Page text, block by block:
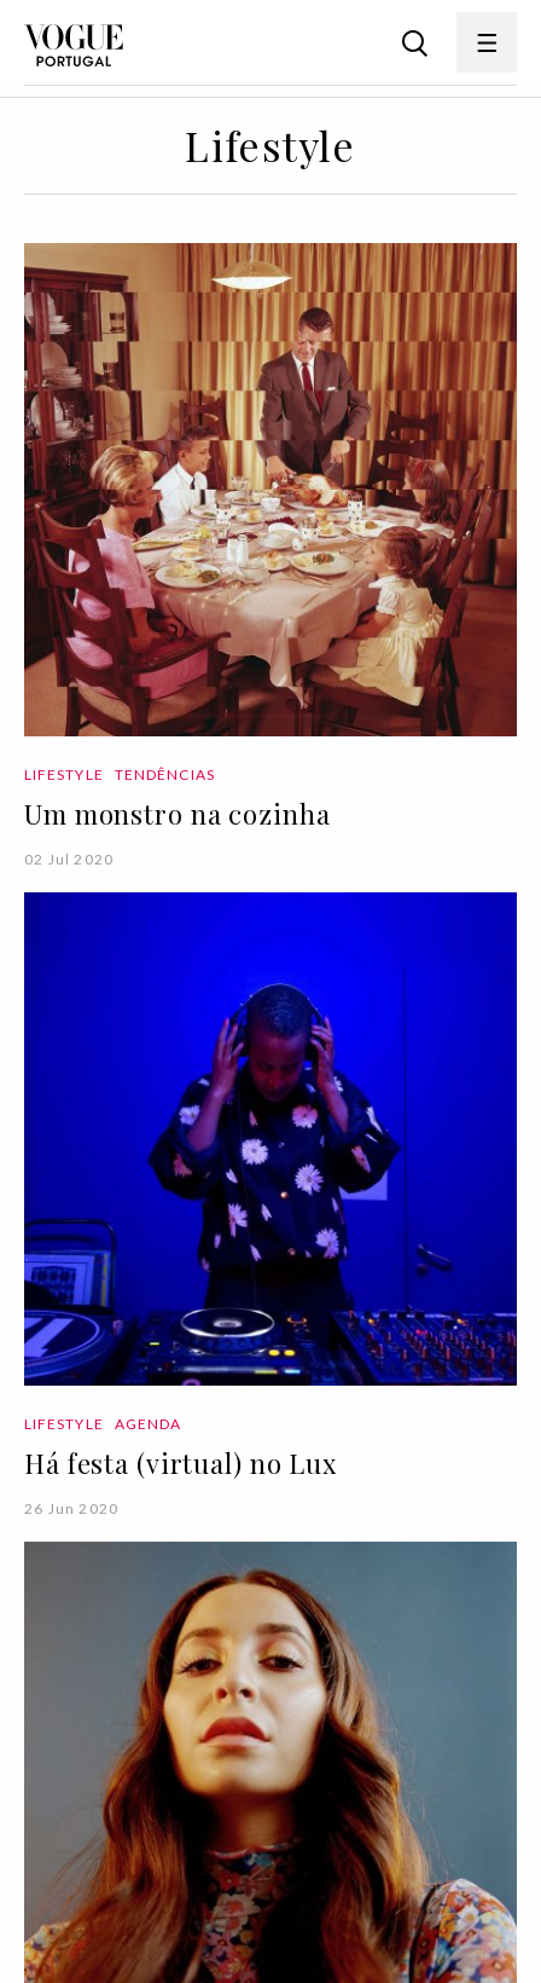
Lifestyle
LIFESTYLE TENDÊNCIAS
Um monstro na cozinha
02 Jul 2020
LIFESTYLE AGENDA
Há festa (virtual) no Lux
26 Jun 2020